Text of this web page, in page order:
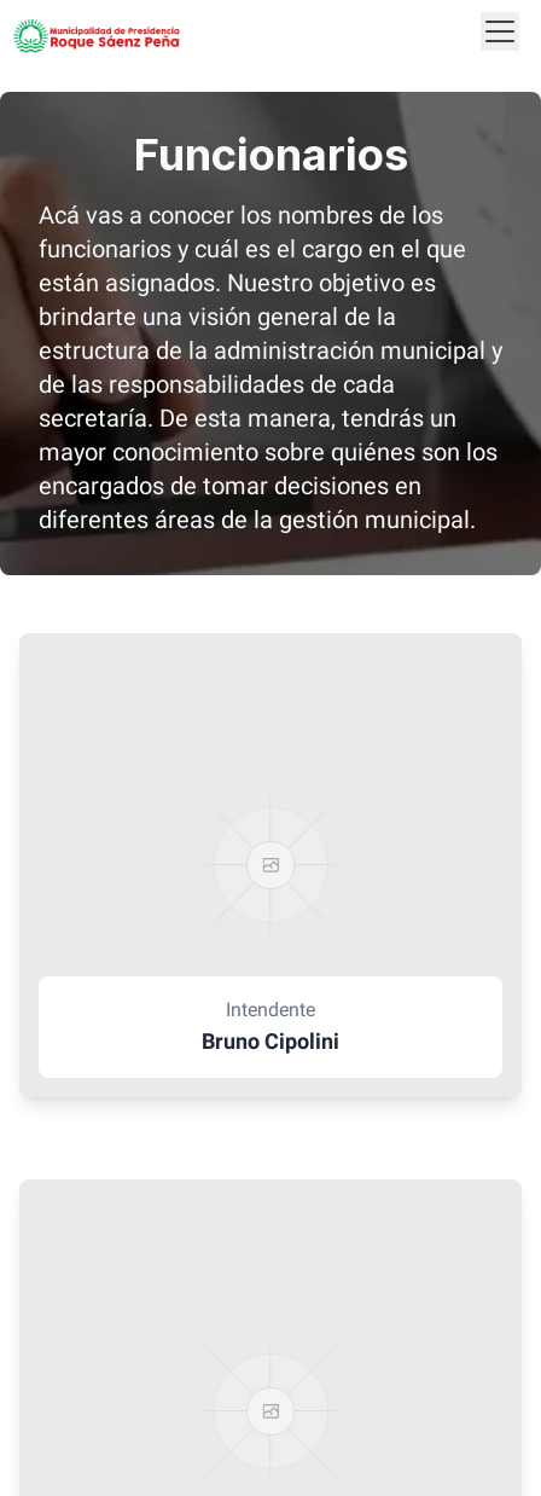
Funcionarios
Acá vas a conocer los nombres de los
funcionarios y cuál es el cargo en el que
están asignados. Nuestro objetivo es
brindarte una visión general de la
estructura de la administración municipal y
de las responsabilidades de cada
secretaría. De esta manera, tendrás un
mayor conocimiento sobre quiénes son los
encargados de tomar decisiones en
diferentes áreas de la gestión municipal.
Intendente
Bruno Cipolini